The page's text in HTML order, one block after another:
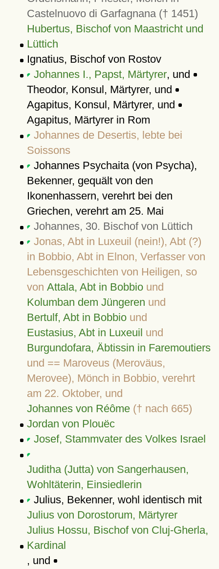
Castelnuovo di Garfagnana († 1451)
Hubertus, Bischof von Maastricht und
Lüttich
Ignatius, Bischof von Rostov
Johannes I., Papst, Märtyrer, und
Theodor, Konsul, Märtyrer, und
Agapitus, Konsul, Märtyrer, und
Agapitus, Märtyrer in Rom
Johannes de Desertis, lebte bei
Soissons
Johannes Psychaita (von Psycha),
Bekenner, gequält von den
Ikonenhassern, verehrt bei den
Griechen, verehrt am 25. Mai
Johannes, 30. Bischof von Lüttich
Jonas, Abt in Luxeuil (nein!), Abt (?)
in Bobbio, Abt in Elnon, Verfasser von
Lebensgeschichten von Heiligen, so
von Attala, Abt in Bobbiound
Kolumban dem Jüngeren und
Bertulf, Abt in Bobbiound
Eustasius, Abt in Luxeuil und
Burgundofara, Äbtissin in Faremoutiers
und == Maroveus (Meroväus,
Merovee), Mönch in Bobbio, verehrt
am 22. Oktober, und
Johannes von Réôme(† nach 665)
Jordan von Plouëc
Josef, Stammvater des Volkes Israel
Juditha (Jutta) von Sangerhausen,
Wohltäterin, Einsiedlerin
Julius, Bekenner, wohl identisch mit
Julius von Dorostorum, Märtyrer
Julius Hossu, Bischof von Cluj-Gherla,
Kardinal
, und